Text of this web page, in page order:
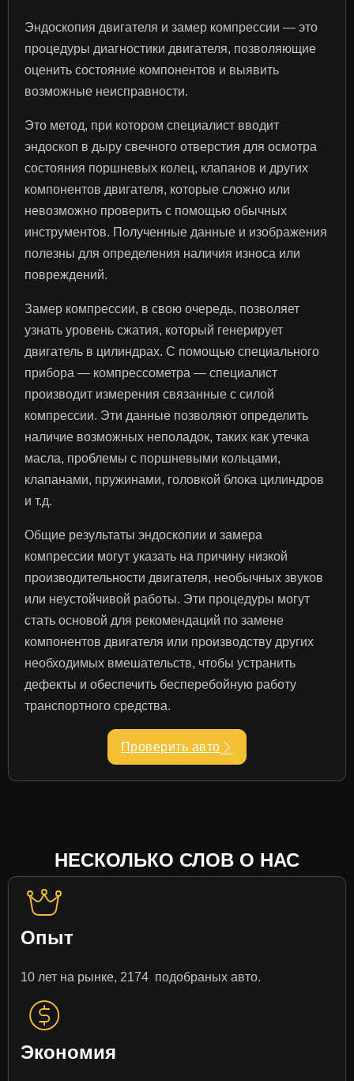
Эндоскопия двигателя и замер компрессии — это
процедуры диагностики двигателя, позволяющие
оценить состояние компонентов и выявить
возможные неисправности.
Это метод, при котором специалист вводит
эндоскоп в дыру свечного отверстия для осмотра
состояния поршневых колец, клапанов и других
компонентов двигателя, которые сложно или
невозможно проверить с помощью обычных
инструментов. Полученные данные и изображения
полезны для определения наличия износа или
повреждений.
Замер компрессии, в свою очередь, позволяет
узнать уровень сжатия, который генерирует
двигатель в цилиндрах. С помощью специального
прибора — компрессометра — специалист
производит измерения связанные с силой
компрессии. Эти данные позволяют определить
наличие возможных неполадок, таких как утечка
масла, проблемы с поршневыми кольцами,
клапанами, пружинами, головкой блока цилиндров
и т.д.
Общие результаты эндоскопии и замера
компрессии могут указать на причину низкой
производительности двигателя, необычных звуков
или неустойчивой работы. Эти процедуры могут
стать основой для рекомендаций по замене
компонентов двигателя или производству других
необходимых вмешательств, чтобы устранить
дефекты и обеспечить бесперебойную работу
транспортного средства.
Проверить авто
НЕСКОЛЬКО СЛОВ О НАС
Опыт
10 лет на рынке, 2174 подобраных авто.
Экономия